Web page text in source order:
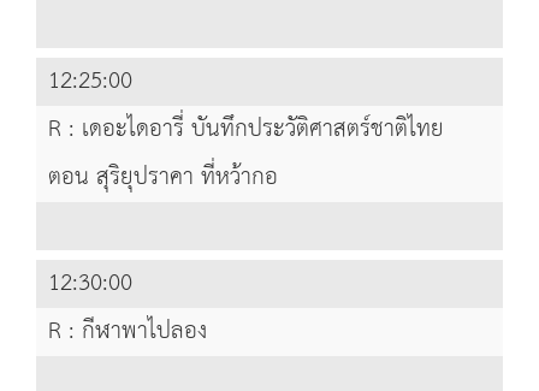
12:25:00
R : เดอะไดอารี่ บันทึกประวัติศาสตร์ชาติไทย
ตอน สุริยุปราคา ที่หว้ากอ
12:30:00
R : กีฬาพาไปลอง